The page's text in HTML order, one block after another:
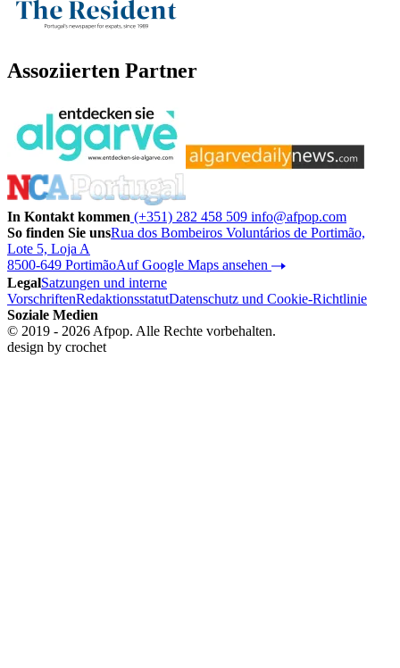
Assoziierten Partner
In Kontakt kommen (+351) 282 458 509 info@afpop.com
So finden Sie unsRua dos Bombeiros Voluntários de Portimão,
Lote 5, Loja A
8500-649 PortimãoAuf Google Maps ansehen
LegalSatzungen und interne
VorschriftenRedaktionsstatutDatenschutz und Cookie-Richtlinie
Soziale Medien
© 2019 - 2026 Afpop. Alle Rechte vorbehalten.
design by crochet